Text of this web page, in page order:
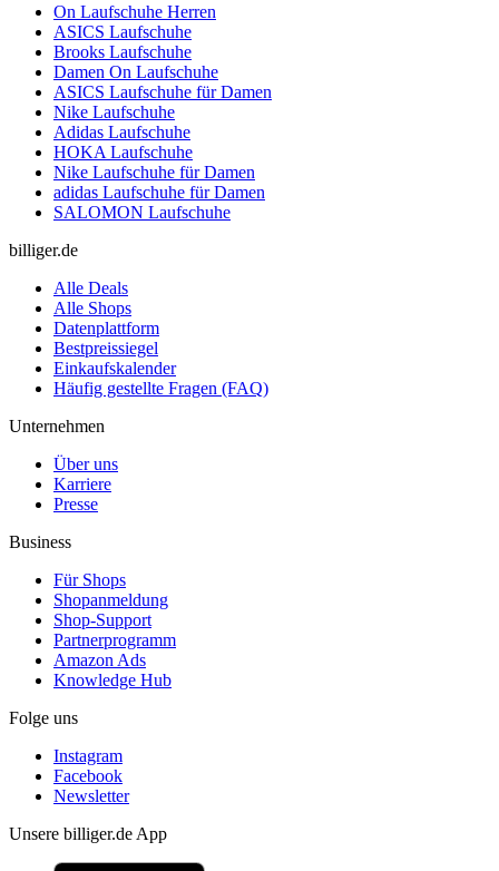
On Laufschuhe Herren
ASICS Laufschuhe
Brooks Laufschuhe
Damen On Laufschuhe
ASICS Laufschuhe für Damen
Nike Laufschuhe
Adidas Laufschuhe
HOKA Laufschuhe
Nike Laufschuhe für Damen
adidas Laufschuhe für Damen
SALOMON Laufschuhe
billiger.de
Alle Deals
Alle Shops
Datenplattform
Bestpreissiegel
Einkaufskalender
Häufig gestellte Fragen (FAQ)
Unternehmen
Über uns
Karriere
Presse
Business
Für Shops
Shopanmeldung
Shop-Support
Partnerprogramm
Amazon Ads
Knowledge Hub
Folge uns
Instagram
Facebook
Newsletter
Unsere billiger.de App